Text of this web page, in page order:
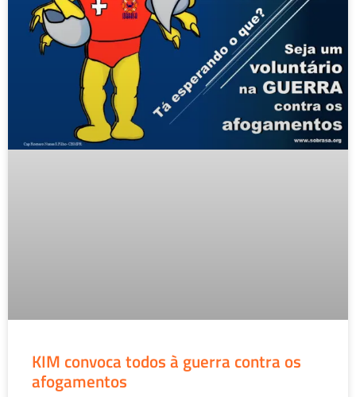
KIM convoca todos à guerra contra os
afogamentos